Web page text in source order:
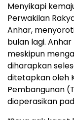
Menyikapi
Perwakilan
Anhar,
bulan lagi.
meskipun
diharapkan
ditetapkan oleh
Pembangunan
dioperasikan